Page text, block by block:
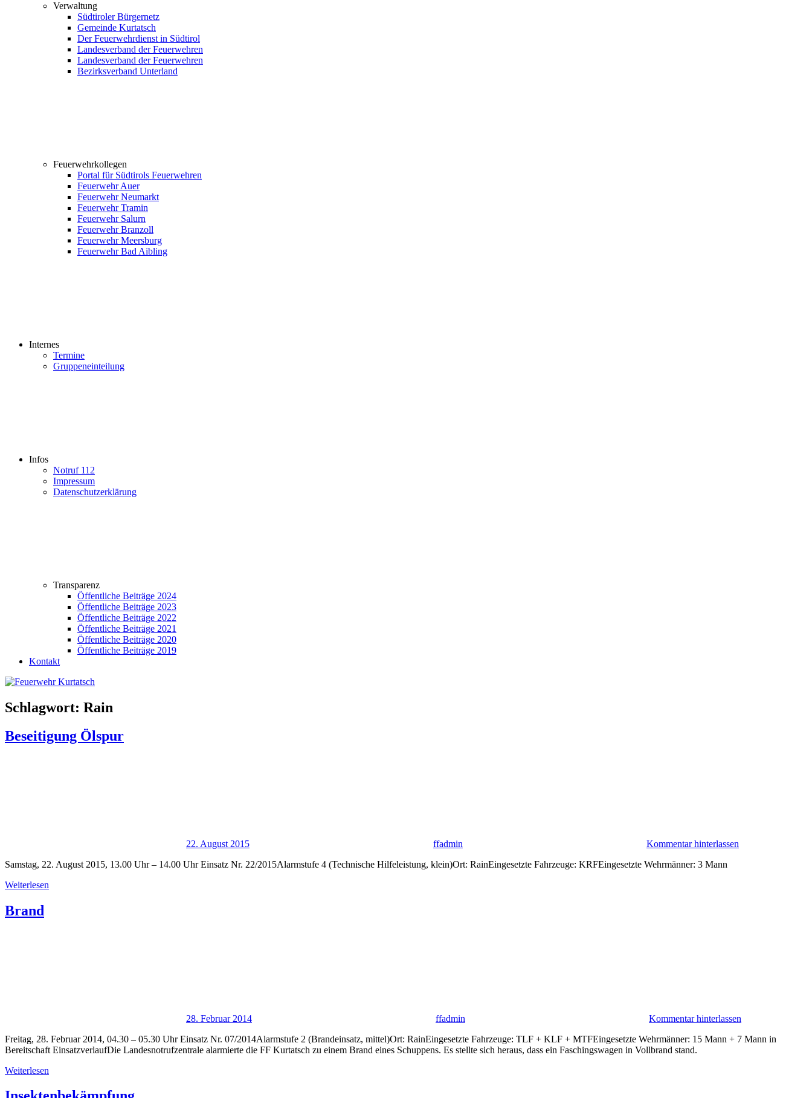
Verwaltung
Südtiroler Bürgernetz
Gemeinde Kurtatsch
Der Feuerwehrdienst in Südtirol
Landesverband der Feuerwehren
Landesverband der Feuerwehren
Bezirksverband Unterland
Feuerwehrkollegen
Portal für Südtirols Feuerwehren
Feuerwehr Auer
Feuerwehr Neumarkt
Feuerwehr Tramin
Feuerwehr Salurn
Feuerwehr Branzoll
Feuerwehr Meersburg
Feuerwehr Bad Aibling
Internes
Termine
Gruppeneinteilung
Infos
Notruf 112
Impressum
Datenschutzerklärung
Transparenz
Öffentliche Beiträge 2024
Öffentliche Beiträge 2023
Öffentliche Beiträge 2022
Öffentliche Beiträge 2021
Öffentliche Beiträge 2020
Öffentliche Beiträge 2019
Kontakt
Schlagwort: Rain
Beseitigung Ölspur
22. August 2015 ffadmin
Kommentar hinterlassen
Samstag, 22. August 2015, 13.00 Uhr – 14.00 Uhr Einsatz Nr. 22/2015Alarmstufe 4 (Technische Hilfeleistung, klein)Ort: RainEingesetzte Fahrzeuge: KRFEingesetzte Wehrmänner: 3 Mann
Weiterlesen
Brand
28. Februar 2014 ffadmin
Kommentar hinterlassen
Freitag, 28. Februar 2014, 04.30 – 05.30 Uhr Einsatz Nr. 07/2014Alarmstufe 2 (Brandeinsatz, mittel)Ort: RainEingesetzte Fahrzeuge: TLF + KLF + MTFEingesetzte Wehrmänner: 15 Mann + 7 Mann in
Bereitschaft EinsatzverlaufDie Landesnotrufzentrale alarmierte die FF Kurtatsch zu einem Brand eines Schuppens. Es stellte sich heraus, dass ein Faschingswagen in Vollbrand stand.
Weiterlesen